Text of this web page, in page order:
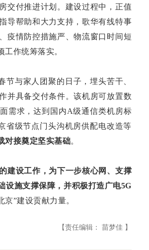
交付推进计划。建设过程中，正值
导帮助和大力支持，歌华有线特事
疫情防控措施严、物流窗口时间短
作统筹落实。
与家人团聚的日子，埋头苦干、
并具备交付条件。该机房可放置数
需求，达到国内A级通信类机房标
省级节点门头沟机房供配电改造等
对接奠定坚实基础。
建设工作，为下一步核心网、支撑
设施支撑保障，并积极打造广电5G
”建设贡献力量。
【责任编辑： 苗梦佳 】